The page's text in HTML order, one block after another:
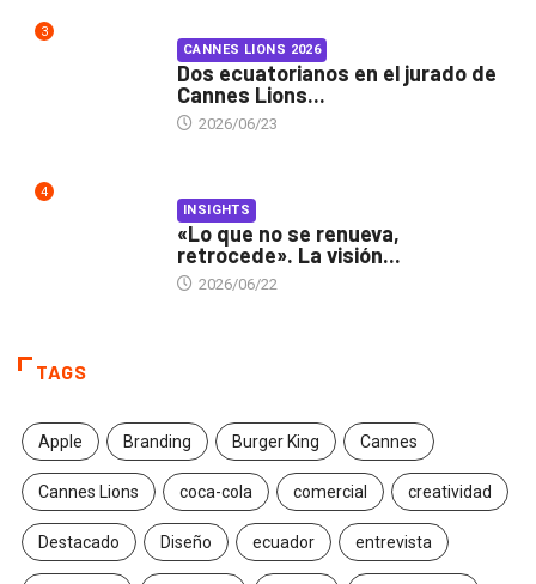
3
CANNES LIONS 2026
Dos ecuatorianos en el jurado de
Cannes Lions...
2026/06/23
4
INSIGHTS
«Lo que no se renueva,
retrocede». La visión...
2026/06/22
TAGS
Apple Branding Burger King Cannes
Cannes Lions coca-cola comercial creatividad
Destacado Diseño ecuador entrevista